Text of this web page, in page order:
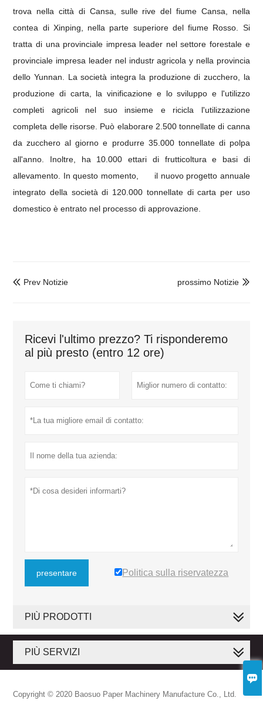

trova nella città di Cansa, sulle rive del fiume Cansa, nella
contea di Xinping, nella parte superiore del fiume Rosso. Si
tratta di una provinciale impresa leader nel settore forestale e
provinciale impresa leader nel industr agricolay nella provincia
dello Yunnan. La società integra la produzione di zucchero, la
produzione di carta, la vinificazione e lo sviluppo e l'utilizzo
completi agricoli nel suo insieme e ricicla l'utilizzazione
completa delle risorse. Può elaborare 2.500 tonnellate di canna
da zucchero al giorno e produrre 35.000 tonnellate di polpa
all'anno. Inoltre, ha 10.000 ettari di frutticoltura e basi di
allevamento. In questo momento,
il nuovo progetto annuale
integrato della società di 120.000 tonnellate di carta per uso
domestico è entrato nel processo di approvazione.
 Prev Notizie 
prossimo Notizie
Ricevi l'ultimo prezzo? Ti risponderemo
al più presto (entro 12 ore)
presentare Politica sulla riservatezza
PIÙ PRODOTTI
PIÙ SERVIZI
Copyright © 2020 Baosuo Paper Machinery Manufacture Co., Ltd.